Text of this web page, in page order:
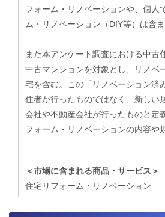
フォーム・リノベーションや、個人
ム・リノベーション（DIY等）は含ま
また本アンケート調査における中古
中古マンションを対象とし、リノベ
宅を含む。この「リノベーション済
住者が行ったものではなく、新しい
会社や不動産会社が行ったものと定
フォーム・リノベーションの内容や
＜市場に含まれる商品・サービス＞
住宅リフォーム・リノベーション